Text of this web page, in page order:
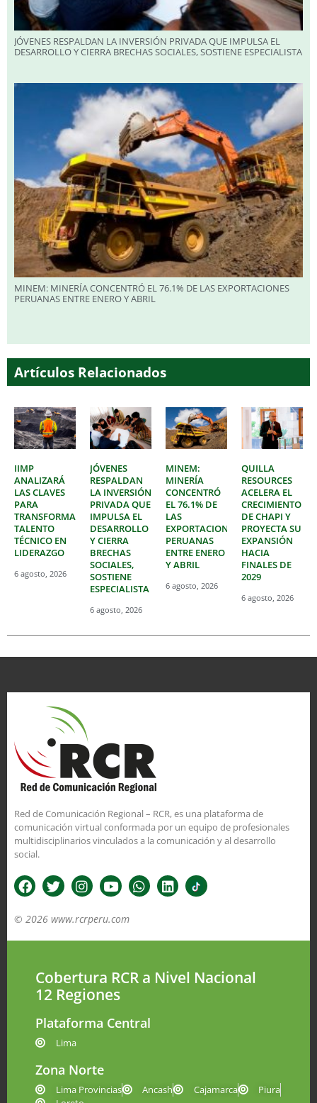
JÓVENES RESPALDAN LA INVERSIÓN PRIVADA QUE IMPULSA EL
DESARROLLO Y CIERRA BRECHAS SOCIALES, SOSTIENE ESPECIALISTA
MINEM: MINERÍA CONCENTRÓ EL 76.1% DE LAS EXPORTACIONES
PERUANAS ENTRE ENERO Y ABRIL
Artículos Relacionados
IIMP
ANALIZARÁ
LAS CLAVES
PARA
TRANSFORMAR
TALENTO
TÉCNICO EN
LIDERAZGO
6 agosto, 2026
JÓVENES
RESPALDAN
LA INVERSIÓN
PRIVADA QUE
IMPULSA EL
DESARROLLO
Y CIERRA
BRECHAS
SOCIALES,
SOSTIENE
ESPECIALISTA
6 agosto, 2026
MINEM:
MINERÍA
CONCENTRÓ
EL 76.1% DE
LAS
EXPORTACIONES
PERUANAS
ENTRE ENERO
Y ABRIL
6 agosto, 2026
QUILLA
RESOURCES
ACELERA EL
CRECIMIENTO
DE CHAPI Y
PROYECTA SU
EXPANSIÓN
HACIA
FINALES DE
2029
6 agosto, 2026
Red de Comunicación Regional – RCR, es una plataforma de
comunicación virtual conformada por un equipo de profesionales
multidisciplinarios vinculados a la comunicación y al desarrollo
social.
© 2026 www.rcrperu.com
Cobertura RCR a Nivel Nacional
12 Regiones
Plataforma Central
Lima
Zona Norte
Lima Provincias Ancash Cajamarca
Piura